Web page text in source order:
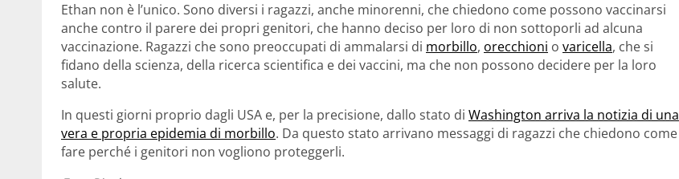
Ethan non è l’unico. Sono diversi i ragazzi, anche minorenni, che chiedono come possono vaccinarsi
anche contro il parere dei propri genitori, che hanno deciso per loro di non sottoporli ad alcuna
vaccinazione. Ragazzi che sono preoccupati di ammalarsi di morbillo, orecchioni o varicella, che si
fidano della scienza, della ricerca scientifica e dei vaccini, ma che non possono decidere per la loro
salute.
In questi giorni proprio dagli USA e, per la precisione, dallo stato di Washington arriva la notizia di una
vera e propria epidemia di morbillo. Da questo stato arrivano messaggi di ragazzi che chiedono come
fare perché i genitori non vogliono proteggerli.